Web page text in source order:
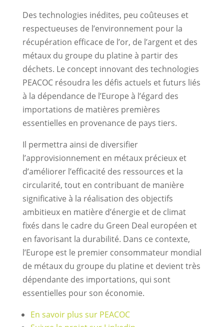
Des technologies inédites, peu coûteuses et
respectueuses de l’environnement pour la
récupération efficace de l’or, de l’argent et des
métaux du groupe du platine à partir des
déchets. Le concept innovant des technologies
PEACOC résoudra les défis actuels et futurs liés
à la dépendance de l’Europe à l’égard des
importations de matières premières
essentielles en provenance de pays tiers.
Il permettra ainsi de diversifier
l’approvisionnement en métaux précieux et
d’améliorer l’efficacité des ressources et la
circularité, tout en contribuant de manière
significative à la réalisation des objectifs
ambitieux en matière d’énergie et de climat
fixés dans le cadre du Green Deal européen et
en favorisant la durabilité. Dans ce contexte,
l’Europe est le premier consommateur mondial
de métaux du groupe du platine et devient très
dépendante des importations, qui sont
essentielles pour son économie.
En savoir plus sur PEACOC